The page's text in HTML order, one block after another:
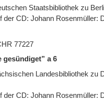
Staatsbibliothek zu
der CD: Johann Rosenmüller:
77227
gesündiget” a 6
Landesbibliothek zu
der CD: Johann Rosenmüller: